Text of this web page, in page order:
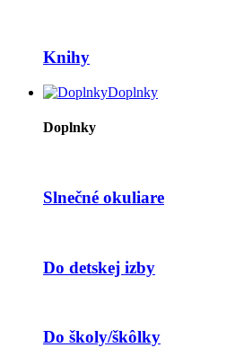
Knihy
Doplnky
Doplnky
Slnečné okuliare
Do detskej izby
Do školy/škôlky